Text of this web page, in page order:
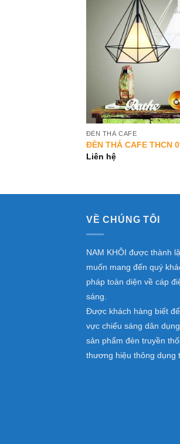
ĐÈN THẢ CAFE
ĐÈN THẢ CAFE THCN
Liên hệ
VỀ CHÚNG TÔI
NAM KHÔI được thành
muốn mang đến quý
pháp toàn diện về cáp
sáng.
Được khách hàng biết
vực chiếu sáng dân
sản phẩm đèn truyền
thương hiệu thông dụng